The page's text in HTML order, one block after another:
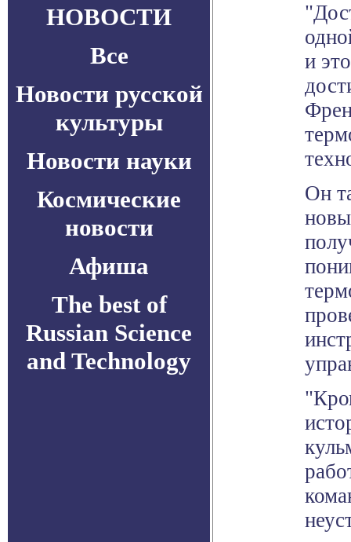
НОВОСТИ
Все
Новости русской
культуры
Новости науки
Космические
новости
Афиша
The best of
Russian Science
and Technology
и
Он